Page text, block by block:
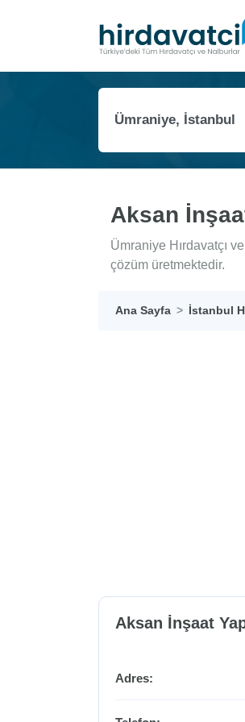
Aksan
Ümraniye Hırdavatçı
çözüm üretmektedir.
Ana Sayfa İstanbul
Aksan İnşaat
Adres: